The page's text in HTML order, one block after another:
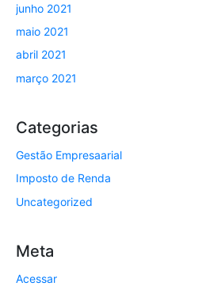
junho 2021
maio 2021
abril 2021
março 2021
Categorias
Gestão Empresaarial
Imposto de Renda
Uncategorized
Meta
Acessar